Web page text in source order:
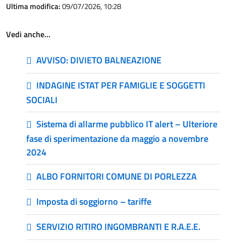
Ultima modifica:09/07/2026, 10:28
Vedi anche…
AVVISO: DIVIETO BALNEAZIONE
INDAGINE ISTAT PER FAMIGLIE E SOGGETTI
SOCIALI
Sistema di allarme pubblico IT alert – Ulteriore
fase di sperimentazione da maggio a novembre
2024
ALBO FORNITORI COMUNE DI PORLEZZA
Imposta di soggiorno – tariffe
SERVIZIO RITIRO INGOMBRANTI E R.A.E.E.